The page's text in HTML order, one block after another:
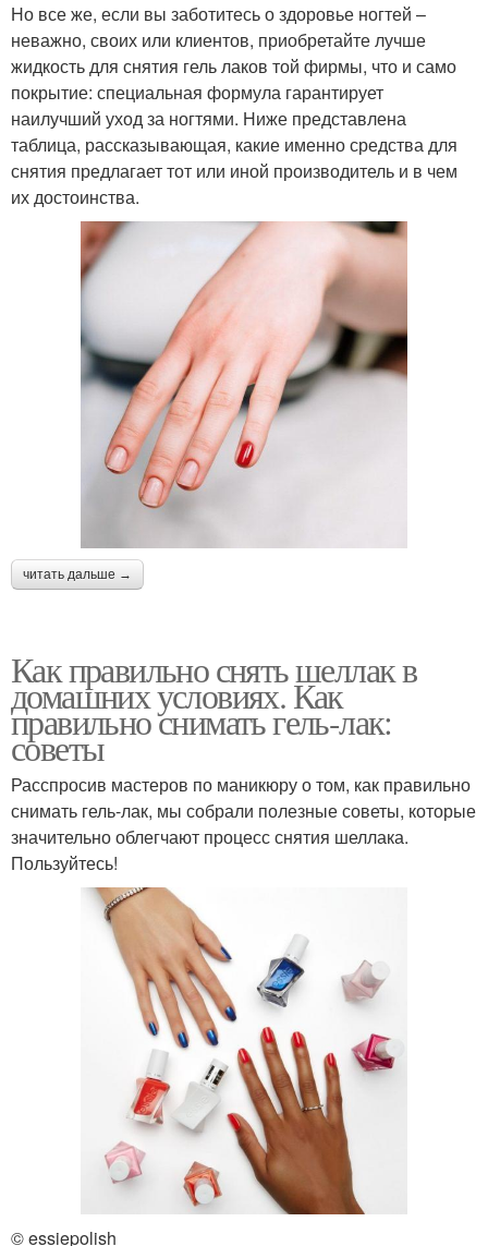
Но все же, если вы заботитесь о здоровье ногтей –
неважно, своих или клиентов, приобретайте лучше
жидкость для снятия гель лаков той фирмы, что и само
покрытие: специальная формула гарантирует
наилучший уход за ногтями. Ниже представлена
таблица, рассказывающая, какие именно средства для
снятия предлагает тот или иной производитель и в чем
их достоинства.
читать дальше →
Как правильно снять шеллак в
домашних условиях. Как
правильно снимать гель-лак:
советы
Расспросив мастеров по маникюру о том, как правильно
снимать гель-лак, мы собрали полезные советы, которые
значительно облегчают процесс снятия шеллака.
Пользуйтесь!
© essiepolish